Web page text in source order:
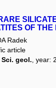
OF
Radek
article
geol. , year: